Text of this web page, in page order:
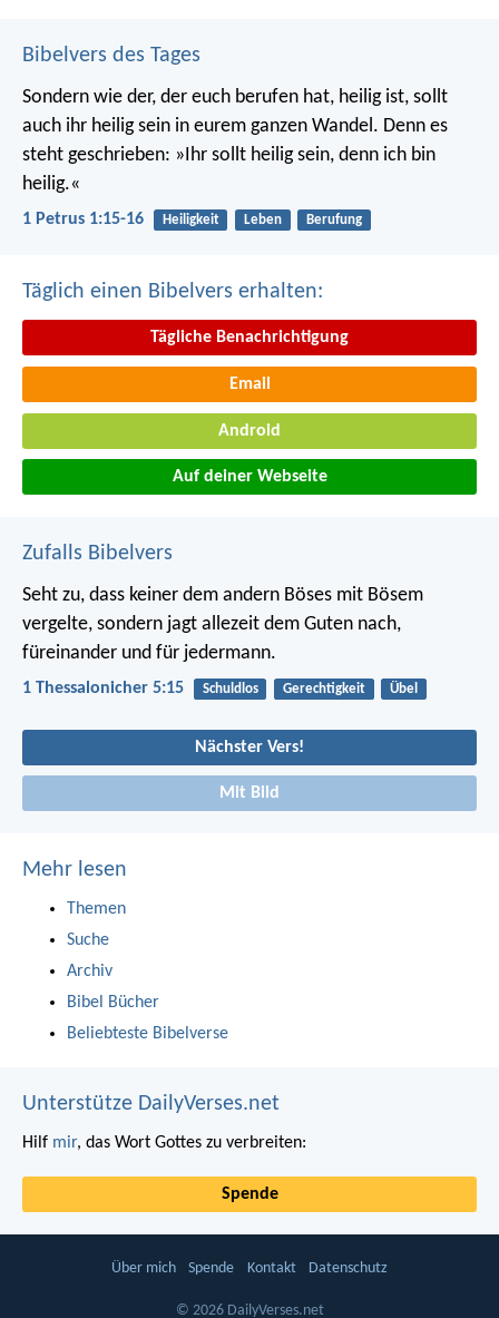
Bibelvers des Tages
Sondern wie der, der euch berufen hat, heilig ist, sollt
auch ihr heilig sein in eurem ganzen Wandel. Denn es
steht geschrieben: »Ihr sollt heilig sein, denn ich bin
heilig.«
1 Petrus 1:15-16 Heiligkeit Leben Berufung
Täglich einen Bibelvers erhalten:
Tägliche Benachrichtigung
Email
Android
Auf deiner Webseite
Zufalls Bibelvers
Seht zu, dass keiner dem andern Böses mit Bösem
vergelte, sondern jagt allezeit dem Guten nach,
füreinander und für jedermann.
1 Thessalonicher 5:15 Schuldlos Gerechtigkeit Übel
Nächster Vers!
Mit Bild
Mehr lesen
Themen
Suche
Archiv
Bibel Bücher
Beliebteste Bibelverse
Unterstütze DailyVerses.net
Hilf mir, das Wort Gottes zu verbreiten:
Spende
Über mich Spende Kontakt Datenschutz
© 2026 DailyVerses.net